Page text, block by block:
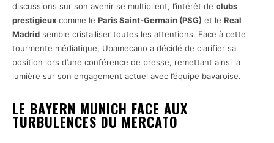
discussions sur son avenir se multiplient, l’intérêt de clubs
prestigieux comme le Paris Saint-Germain (PSG) et le Real
Madrid semble cristalliser toutes les attentions. Face à cette
tourmente médiatique, Upamecano a décidé de clarifier sa
position lors d’une conférence de presse, remettant ainsi la
lumière sur son engagement actuel avec l’équipe bavaroise.
LE BAYERN MUNICH FACE AUX
TURBULENCES DU MERCATO